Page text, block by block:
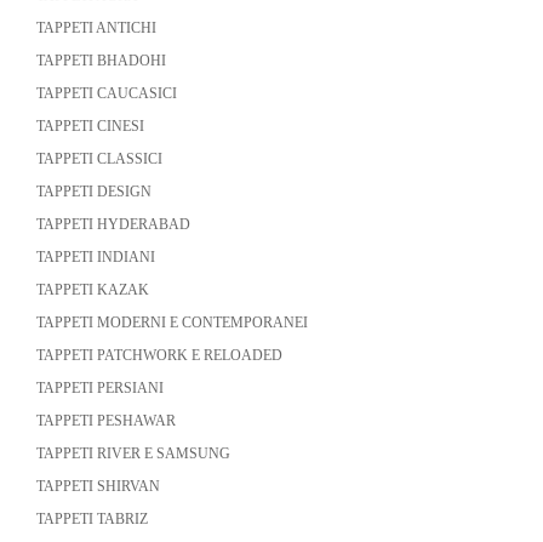
TAPPETI ANTICHI
TAPPETI BHADOHI
TAPPETI CAUCASICI
TAPPETI CINESI
TAPPETI CLASSICI
TAPPETI DESIGN
TAPPETI HYDERABAD
TAPPETI INDIANI
TAPPETI KAZAK
TAPPETI MODERNI E CONTEMPORANEI
TAPPETI PATCHWORK E RELOADED
TAPPETI PERSIANI
TAPPETI PESHAWAR
TAPPETI RIVER E SAMSUNG
TAPPETI SHIRVAN
TAPPETI TABRIZ